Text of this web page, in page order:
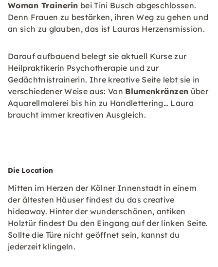
Woman Trainerin bei Tini Busch abgeschlossen.
Denn Frauen zu bestärken, ihren Weg zu gehen und
an sich zu glauben, das ist Lauras Herzensmission.
Darauf aufbauend belegt sie aktuell Kurse zur
Heilpraktikerin Psychotherapie und zur
Gedächtnistrainerin. Ihre kreative Seite lebt sie in
verschiedener Weise aus: Von Blumenkränzen über
Aquarellmalerei bis hin zu Handlettering… Laura
braucht immer kreativen Ausgleich.
Die Location
Mitten im Herzen der Kölner Innenstadt in einem
der ältesten Häuser findest du das creative
hideaway. Hinter der wunderschönen, antiken
Holztür findest Du den Eingang auf der linken Seite.
Sollte die Türe nicht geöffnet sein, kannst du
jederzeit klingeln.